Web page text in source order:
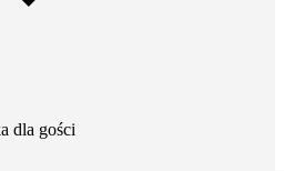
dla gości